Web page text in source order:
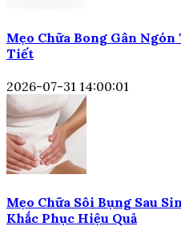
Mẹo Chữa Bong Gân
Tiết
2026-07-31 14:00:01
Mẹo Chữa Sôi Bụng Sau
Khắc Phục Hiệu Quả